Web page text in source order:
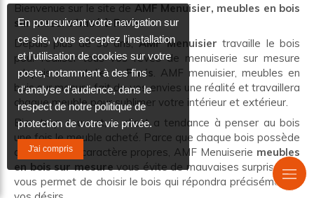
Bienvenue sur le site deAMF Menuisier, meubles en bois
sur mesure basé à Paris.
Depuis plus de 30 ans,AMF Menuisier travaille le bois
pour réaliser tous vos rêves de menuiserie sur mesure
depuis son atelier àParis. AMF menuisier, meubles en
bois sur mesure fait de vos envies une réalité et travaillera
chaque meuble pour sublimer votre intérieur et extérieur.
Bien trop souvent, le client a tendance à penser au bois
une fois le meuble acheté. Parce que chaque bois possède
des traits de caractère propres, AMF Menuiserie meubles
en bois sur mesurevous évite de mauvaises surprises et
vous permet de choisir le bois qui répondra précisément à
En poursuivant votre navigation sur
ce site, vous acceptez l'installation
et l'utilisation de cookies sur votre
poste, notamment à des fins
d'analyse d'audience, dans le
respect de notre politique de
protection de votre vie privée.
J'ai compris